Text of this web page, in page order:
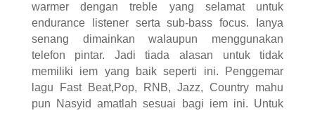
warmer dengan treble yang selamat untuk
endurance listener serta sub-bass focus. Ianya
senang dimainkan walaupun menggunakan
telefon pintar. Jadi tiada alasan untuk tidak
memiliki iem yang baik seperti ini. Penggemar
lagu Fast Beat,Pop, RNB, Jazz, Country mahu
pun Nasyid amatlah sesuai bagi iem ini. Untuk